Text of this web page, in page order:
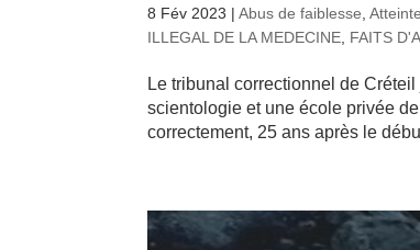
8 Fév 2023 |Abus de faiblesse ,
ILLEGAL DE LA MEDECINE FAITS
Le tribunal correctionnel de
scientologie et une école privée
correctement, 25 ans après le